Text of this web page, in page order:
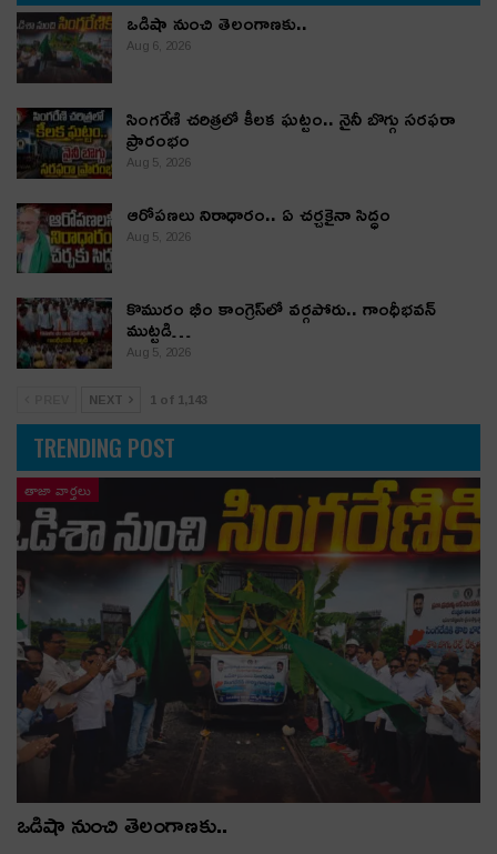
ఒడిషా నుంచి తెలంగాణ‌కు..
Aug 6, 2026
సింగరేణి చరిత్రలో కీలక ఘట్టం.. నైనీ బొగ్గు సరఫరా
ప్రారంభం
Aug 5, 2026
ఆరోపణలు నిరాధారం.. ఏ చర్చకైనా సిద్ధం
Aug 5, 2026
కొమురం భీం కాంగ్రెస్‌లో వర్గపోరు.. గాంధీభవన్
ముట్టడి…
Aug 5, 2026
NEXT 1 of 1,143
TRENDING POST
తాజా వార్తలు
ఒడిషా నుంచి తెలంగాణ‌కు..